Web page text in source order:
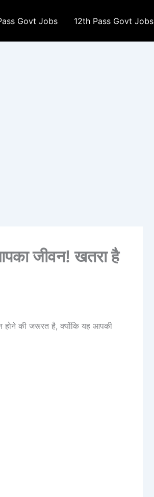
Govt Jobs 12th Pass Govt Jobs
जीवन! खतरा है
होने की जरूरत है, क्योंकि यह आपकी